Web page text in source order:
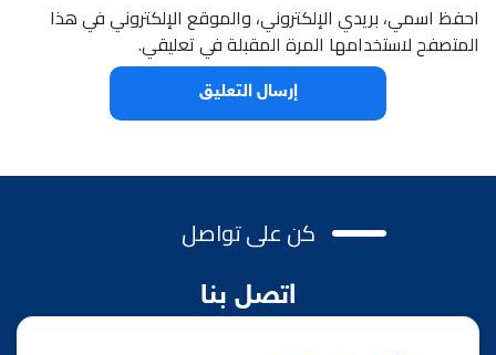
احفظ اسمي، بريدي الإلكتروني، والموقع الإلكتروني في هذا
المتصفح لاستخدامها المرة المقبلة في تعليقي.
كن على تواصل
اتصل بنا